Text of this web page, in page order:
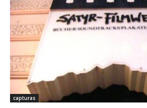
capturas